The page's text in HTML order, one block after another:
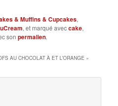
& Muffins & Cupcakes,
, et marqué aveccake,
sonpermalien.
AU CHOCOLAT À ET L’ORANGE »